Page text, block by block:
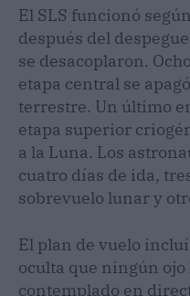
El SLS funcionó
después del
se desacoplaron.
etapa central se
terrestre. Un último
etapa superior
a la Luna. Los
cuatro días de ida,
sobrevuelo lunar y
El plan de vuelo
oculta que ningún
contemplado en